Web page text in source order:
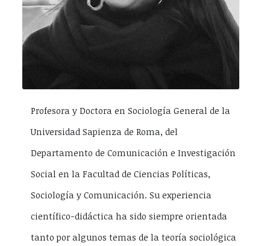
Profesora y Doctora en Sociología General de la
Universidad Sapienza de Roma, del
Departamento de Comunicación e Investigación
Social en la Facultad de Ciencias Políticas,
Sociología y Comunicación. Su experiencia
científico-didáctica ha sido siempre orientada
tanto por algunos temas de la teoría sociológica